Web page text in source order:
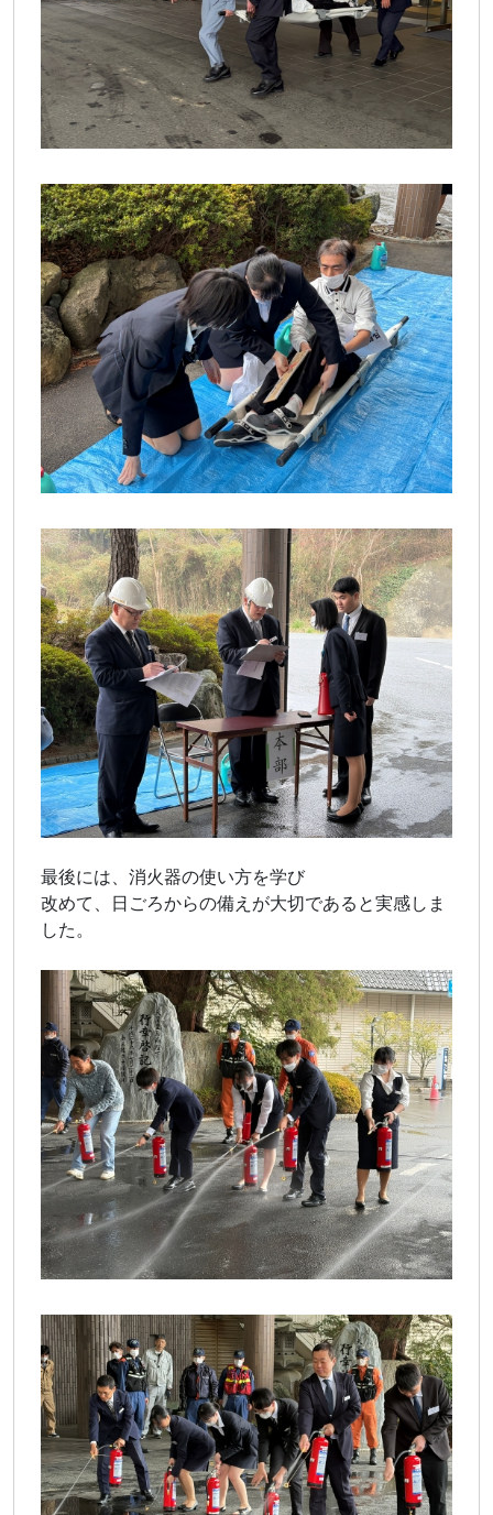
最後には、消火器の使い方を学び
改めて、日ごろからの備えが大切であると実感しま
した。